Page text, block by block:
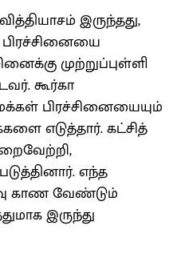
இருந்தது,
பிரச்சினையை
முற்றுப்புள்ளி
கூர்கா
பிரச்சினையையும்
எடுத்தார். கட்சித்
எந்த
காண வேண்டும்
இருந்து